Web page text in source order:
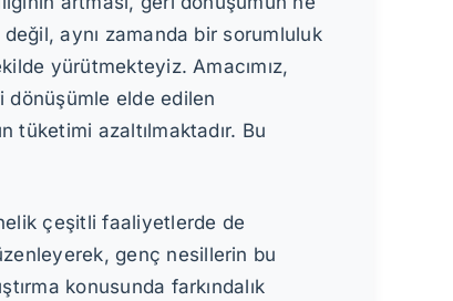
aynı zamanda bir sorumluluk
yürütmekteyiz. Amacımız,
dönüşümle elde edilen
tüketimi azaltılmaktadır. Bu
çeşitli faaliyetlerde de
genç nesillerin bu
konusunda farkındalık